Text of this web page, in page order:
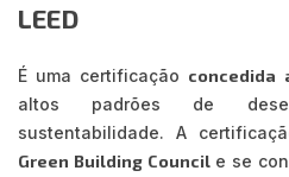
LEED
É uma certificação concedida
altos padrões de
sustentabilidade. A
Green Building Councile se